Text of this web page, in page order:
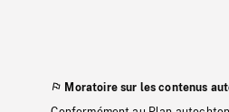
Moratoire sur les contenus